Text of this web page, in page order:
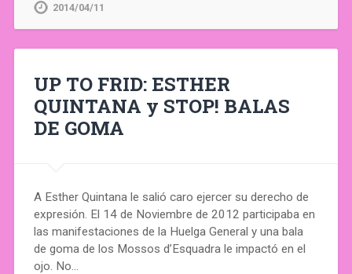
2014/04/11
UP TO FRID: ESTHER
QUINTANA y STOP! BALAS
DE GOMA
A Esther Quintana le salió caro ejercer su derecho de
expresión. El 14 de Noviembre de 2012 participaba en
las manifestaciones de la Huelga General y una bala
de goma de los Mossos d’Esquadra le impactó en el
ojo. No…